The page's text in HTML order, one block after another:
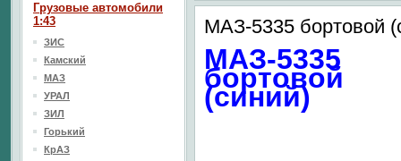
МАЗ-5335 бортовой
МАЗ-5335
бортовой
(синий)
Грузовые автомобили
1:43
ЗИС
Камский
МАЗ
УРАЛ
ЗИЛ
Горький
КрАЗ